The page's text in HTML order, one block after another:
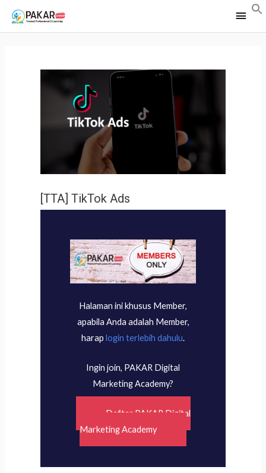
Main
[TTA] TikTok Ads
Halaman ini khusus Member,
apabila Anda adalah Member,
harap login terlebih dahulu.
Ingin join, PAKAR Digital
Marketing Academy?
Daftar PAKAR Digital
Marketing Academy